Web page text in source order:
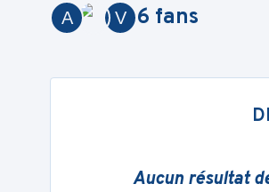
V
A 6 fans
Aucun résultat